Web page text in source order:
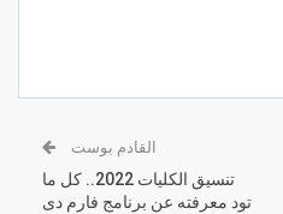
القادم بوست
تنسيق الكليات 2022.. كل ما
تود معرفته عن برنامج فارم دى